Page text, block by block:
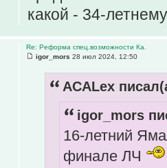
какой - 34-
Re: Реформа спец.возможности Ка.
igor_mors 28 июл 2024, 12:50
ACALex
igor_mors
16-летний
финале ЛЧ